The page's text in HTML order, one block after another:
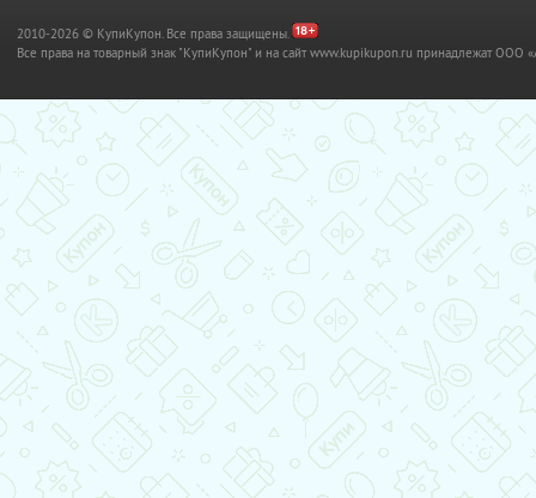
2010-2026 © КупиКупон. Все права защищены.
Все права на товарный знак "КупиКупон" и на сайт www.kupikupon.ru принадлежат